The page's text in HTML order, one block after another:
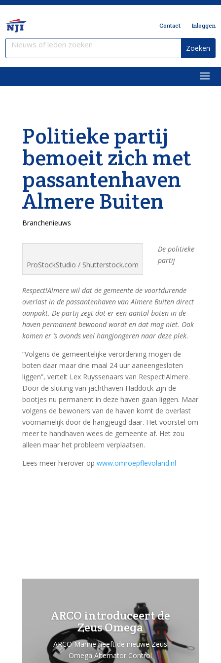
Contact Inloggen
Politieke partij
bemoeit zich met
passantenhaven
Almere Buiten
Branchenieuws
ProStockStudio / Shutterstock.com
De politieke
partij
Respect!Almere wil dat de gemeente de voortdurende
overlast in de passantenhaven van Almere Buiten direct
aanpakt. De partij zegt dat er een aantal boten in de
haven permanent bewoond wordt en dat mag niet. Ook
komen er ’s avonds veel hangjongeren naar deze plek.
“Volgens de gemeentelijke verordening mogen de
boten daar maar drie maal 24 uur aaneengesloten
liggen”, vertelt Lex Ruyssenaars van Respect!Almere.
Door de sluiting van jachthaven Haddock zijn de
bootjes nu permanent in deze haven gaan liggen. Maar
volgens de bewoners van de haven komt de overlast
voornamelijk door de hangjeugd daar. Het voorstel om
meer te handhaven wees de gemeente af. Het zou
alleen maar het probleem verplaatsen.
Lees meer hierover op www.omroepflevoland.nl
ARCO introduceert de
Zeus Omega
ARCO Marine heeft de nieuwe Zeus
Omega Alternator Control